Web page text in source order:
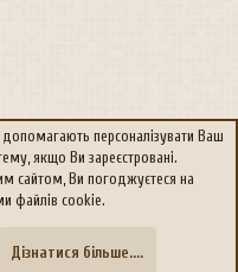
Дoпoмoга
Зверху
персоналізувати Ваш
якщо Ви зареєстровані.
сайтом, Ви погоджуєтеся на
файлів cookie.
Дізнатися більше....